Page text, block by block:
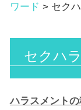
ワード > セク
セクハ
ハラスメント